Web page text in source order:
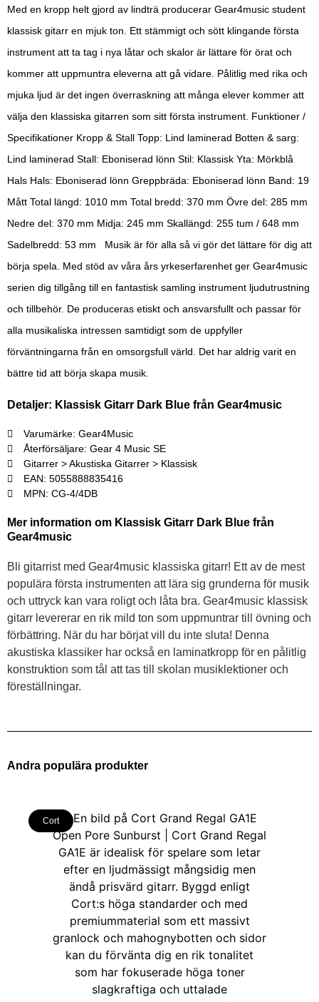
Med en kropp helt gjord av lindträ producerar Gear4music student
klassisk gitarr en mjuk ton. Ett stämmigt och sött klingande första
instrument att ta tag i nya låtar och skalor är lättare för örat och
kommer att uppmuntra eleverna att gå vidare. Pålitlig med rika och
mjuka ljud är det ingen överraskning att många elever kommer att
välja den klassiska gitarren som sitt första instrument. Funktioner /
Specifikationer Kropp & Stall Topp: Lind laminerad Botten & sarg:
Lind laminerad Stall: Eboniserad lönn Stil: Klassisk Yta: Mörkblå
Hals Hals: Eboniserad lönn Greppbräda: Eboniserad lönn Band: 19
Mått Total längd: 1010 mm Total bredd: 370 mm Övre del: 285 mm
Nedre del: 370 mm Midja: 245 mm Skallängd: 255 tum / 648 mm
Sadelbredd: 53 mm Musik är för alla så vi gör det lättare för dig att
börja spela. Med stöd av våra års yrkeserfarenhet ger Gear4music
serien dig tillgång till en fantastisk samling instrument ljudutrustning
och tillbehör. De produceras etiskt och ansvarsfullt och passar för
alla musikaliska intressen samtidigt som de uppfyller
förväntningarna från en omsorgsfull värld. Det har aldrig varit en
bättre tid att börja skapa musik.
Detaljer: Klassisk Gitarr Dark Blue från Gear4music
Varumärke: Gear4Music
Återförsäljare: Gear 4 Music SE
Gitarrer > Akustiska Gitarrer > Klassisk
EAN: 5055888835416
MPN: CG-4/4DB
Mer information om Klassisk Gitarr Dark Blue från
Gear4music
Bli gitarrist med Gear4music klassiska gitarr! Ett av de mest
populära första instrumenten att lära sig grunderna för musik
och uttryck kan vara roligt och låta bra. Gear4music klassisk
gitarr levererar en rik mild ton som uppmuntrar till övning och
förbättring. När du har börjat vill du inte sluta! Denna
akustiska klassiker har också en laminatkropp för en pålitlig
konstruktion som tål att tas till skolan musiklektioner och
föreställningar.
Andra populära produkter
Cort